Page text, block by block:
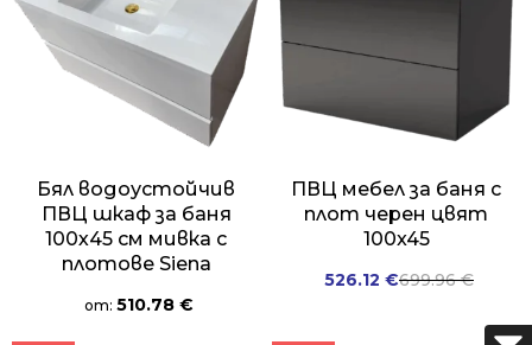
Бял водоустойчив
ПВЦ шкаф за баня
100х45 см мивка с
плотове Siena
от: 510.78 €
ПВЦ мебел за баня с
плот черен цвят
100x45
699.96€
Original
526.12 €Current